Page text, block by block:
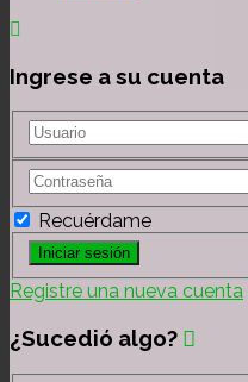
Ingrese a su cuenta
Recuérdame
Registre una nueva cuenta
¿Sucedió algo?